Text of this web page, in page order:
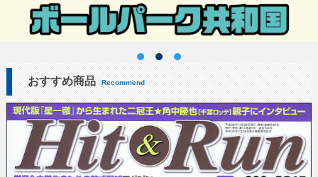
おすすめ商品 Recommend